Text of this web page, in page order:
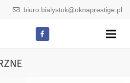
biuro.bialystok@oknaprestige.pl